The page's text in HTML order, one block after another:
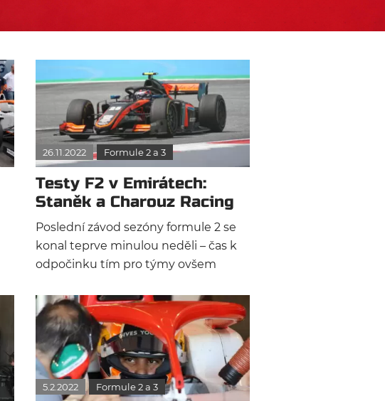
26.11.2022 Formule 2 a 3
Testy F2 v Emirátech:
Staněk a Charouz Racing
nezaháleli
Poslední závod sezóny formule 2 se
konal teprve minulou neděli – čas k
odpočinku tím pro týmy ovšem
všechny stáje totiž na trati Yas Marina
zůstaly, aby mezi středou a pátkem
vyzkoušely nové jezdce a nebo
prohloubily svou spolupráci s jezdci z
tohoto roku.
5.2.2022 Formule 2 a 3